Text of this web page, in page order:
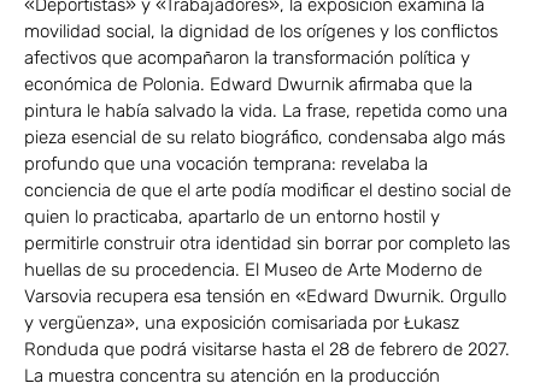
«Deportistas» y «Trabajadores», la exposición examina la
movilidad social, la dignidad de los orígenes y los conflictos
afectivos que acompañaron la transformación política y
económica de Polonia. Edward Dwurnik afirmaba que la
pintura le había salvado la vida. La frase, repetida como una
pieza esencial de su relato biográfico, condensaba algo más
profundo que una vocación temprana: revelaba la
conciencia de que el arte podía modificar el destino social de
quien lo practicaba, apartarlo de un entorno hostil y
permitirle construir otra identidad sin borrar por completo las
huellas de su procedencia. El Museo de Arte Moderno de
Varsovia recupera esa tensión en «Edward Dwurnik. Orgullo
y vergüenza», una exposición comisariada por Łukasz
Ronduda que podrá visitarse hasta el 28 de febrero de 2027.
La muestra concentra su atención en la producción